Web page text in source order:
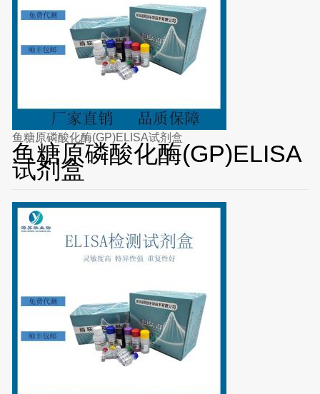
鱼糖原磷酸化酶(GP)ELISA试剂盒
鱼糖原磷酸化酶(GP)ELISA
试剂盒